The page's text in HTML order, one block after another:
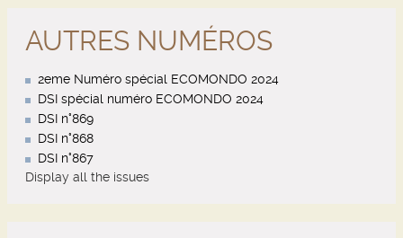
AUTRES NUMÉROS
2eme Numéro spécial ECOMONDO 2024
DSI spécial numéro ECOMONDO 2024
DSI n°869
DSI n°868
DSI n°867
Display all the issues